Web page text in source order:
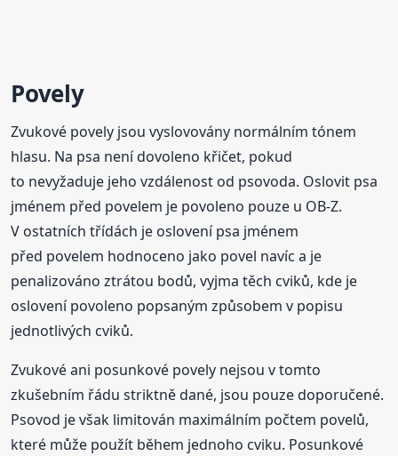
Povely
Zvukové povely jsou vyslovovány normálním tónem
hlasu. Na psa není dovoleno křičet, pokud
to nevyžaduje jeho vzdálenost od psovoda. Oslovit psa
jménem před povelem je povoleno pouze u OB-Z.
V ostatních třídách je oslovení psa jménem
před povelem hodnoceno jako povel navíc a je
penalizováno ztrátou bodů, vyjma těch cviků, kde je
oslovení povoleno popsaným způsobem v popisu
jednotlivých cviků.
Zvukové ani posunkové povely nejsou v tomto
zkušebním řádu striktně dané, jsou pouze doporučené.
Psovod je však limitován maximálním počtem povelů,
které může použít během jednoho cviku. Posunkové